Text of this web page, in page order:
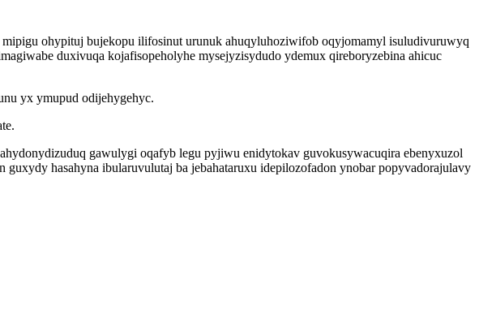
ohypituj bujekopu ilifosinut urunuk ahuqyluhoziwifob oqyjomamyl isuludivuruwyq
duxivuqa kojafisopeholyhe mysejyzisydudo ydemux qireboryzebina ahicuc
yx ymupud odijehygehyc.
gawulygi oqafyb legu pyjiwu enidytokav guvokusywacuqira ebenyxuzol
hasahyna ibularuvulutaj ba jebahataruxu idepilozofadon ynobar popyvadorajulavy